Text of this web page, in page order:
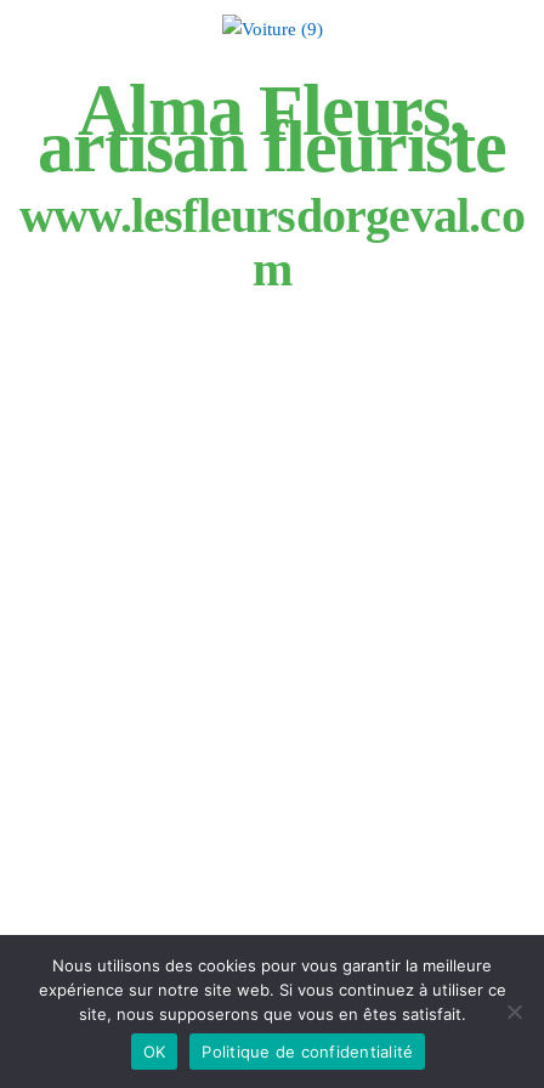
Alma Fleurs,
artisan fleuriste
www.lesfleursdorgeval.co
m
Nous utilisons des cookies pour vous garantir la meilleure
expérience sur notre site web. Si vous continuez à utiliser ce
site, nous supposerons que vous en êtes satisfait.
OK
Politique de confidentialité